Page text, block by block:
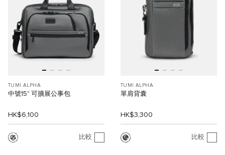
TUMI ALPHA
中號15" 可擴展公事包
HK$6,100
比較
TUMI ALPHA
單肩背囊
HK$3,300
比較